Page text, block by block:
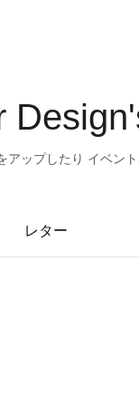
ップしたり イベン
レター